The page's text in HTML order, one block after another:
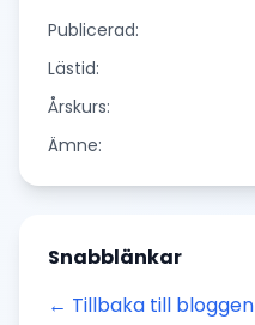
Publicerad:
Lästid:
Årskurs:
Ämne:
Snabblänkar
← Tillbaka till bloggen